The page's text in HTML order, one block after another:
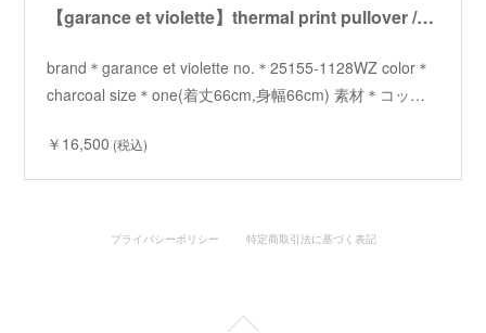
【garance et violette】thermal print pullover /【ギャランスエトヴィオレット】サーマルプリントプルオーバー
brand＊garance et violette no.＊25155-1128WZ color＊
charcoal size＊one(着丈66cm,身幅66cm) 素材＊コッ…
￥16,500 (税込)
プライバシーポリシー 特定商取引法に基づく表記